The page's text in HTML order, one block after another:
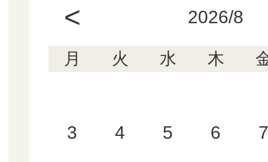
< 2026/8
月 火 水 木
3 4 5 6 7